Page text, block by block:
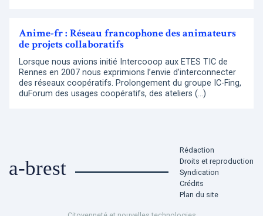
Anime-fr : Réseau francophone des animateurs
de projets collaboratifs
Lorsque nous avions initié Intercooop aux ETES TIC de
Rennes en 2007 nous exprimions l’envie d’interconnecter
des réseaux coopératifs. Prolongement du groupe IC-Fing,
duForum des usages coopératifs, des ateliers (…)
a-brest
Rédaction
Droits et reproduction
Syndication
Crédits
Plan du site